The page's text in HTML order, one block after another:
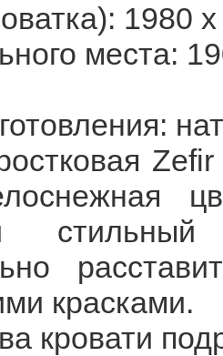
1980
места:
стильный
красками.
кровати